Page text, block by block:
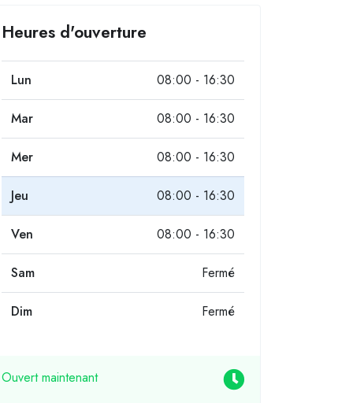
Heures d'ouverture
Lun 08:00 - 16:30
Mar 08:00 - 16:30
Mer 08:00 - 16:30
Jeu 08:00 - 16:30
Ven 08:00 - 16:30
Sam Fermé
Dim Fermé
Ouvert maintenant